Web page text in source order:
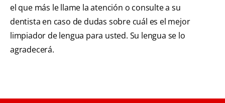
el que más le llame la atención o consulte a su
dentista en caso de dudas sobre cuál es el mejor
limpiador de lengua para usted. Su lengua se lo
agradecerá.